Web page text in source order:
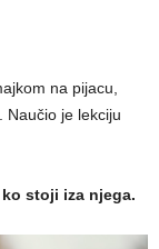
na pijacu,
Naučio je lekciju
stoji iza njega.